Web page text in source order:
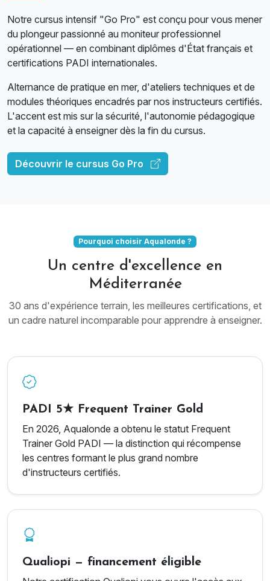
Notre cursus intensif "Go Pro" est conçu pour vous mener
du plongeur passionné au moniteur professionnel
opérationnel — en combinant diplômes d'État français et
certifications PADI internationales.
Alternance de pratique en mer, d'ateliers techniques et de
modules théoriques encadrés par nos instructeurs certifiés.
L'accent est mis sur la sécurité, l'autonomie pédagogique
et la capacité à enseigner dès la fin du cursus.
Découvrir le cursus Go Pro
Pourquoi choisir Aqualonde ?
Un centre d'excellence en
Méditerranée
30 ans d'expérience terrain, les meilleures certifications, et
un cadre naturel incomparable pour apprendre à enseigner.
PADI 5★ Frequent Trainer Gold
En 2026, Aqualonde a obtenu le statut Frequent
Trainer Gold PADI — la distinction qui récompense
les centres formant le plus grand nombre
d'instructeurs certifiés.
Qualiopi — financement éligible